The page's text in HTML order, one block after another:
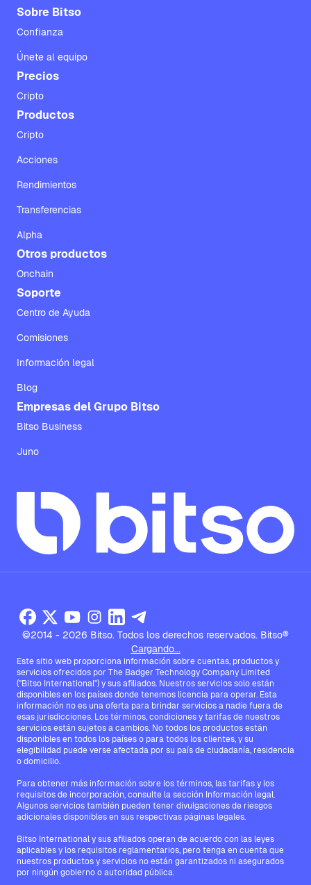
Sobre Bitso
Confianza
Únete al equipo
Precios
Cripto
Productos
Cripto
Acciones
Rendimientos
Transferencias
Alpha
Otros productos
Onchain
Soporte
Centro de Ayuda
Comisiones
Información legal
Blog
Empresas del Grupo Bitso
Bitso Business
Juno
©2014 - 2026 Bitso. Todos los derechos reservados. Bitso®
Cargando...
Este sitio web proporciona información sobre cuentas, productos y
servicios ofrecidos por The Badger Technology Company Limited
("Bitso International") y sus afiliados. Nuestros servicios solo están
disponibles en los países donde tenemos licencia para operar. Esta
información no es una oferta para brindar servicios a nadie fuera de
esas jurisdicciones. Los términos, condiciones y tarifas de nuestros
servicios están sujetos a cambios. No todos los productos están
disponibles en todos los países o para todos los clientes, y su
elegibilidad puede verse afectada por su país de ciudadanía, residencia
o domicilio.
Para obtener más información sobre los términos, las tarifas y los
requisitos de incorporación, consulte la sección Información legal.
Algunos servicios también pueden tener divulgaciones de riesgos
adicionales disponibles en sus respectivas páginas legales.
Bitso International y sus afiliados operan de acuerdo con las leyes
aplicables y los requisitos reglamentarios, pero tenga en cuenta que
nuestros productos y servicios no están garantizados ni asegurados
por ningún gobierno o autoridad pública.